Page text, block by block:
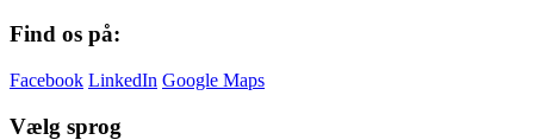
Find os på:
Facebook LinkedIn Google Maps
Vælg sprog